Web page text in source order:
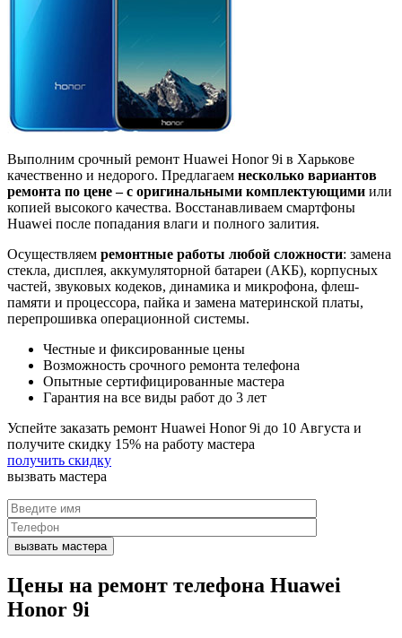
Выполним срочный ремонт Huawei Honor 9i в Харькове
качественно и недорого. Предлагаем несколько вариантов
ремонта по цене – с оригинальными комплектующими или
копией высокого качества. Восстанавливаем смартфоны
Huawei после попадания влаги и полного залития.
Осуществляем ремонтные работы любой сложности: замена
стекла, дисплея, аккумуляторной батареи (АКБ), корпусных
частей, звуковых кодеков, динамика и микрофона, флеш-
памяти и процессора, пайка и замена материнской платы,
перепрошивка операционной системы.
Честные и фиксированные цены
Возможность срочного ремонта телефона
Опытные сертифицированные мастера
Гарантия на все виды работ до 3 лет
Успейте заказать ремонт Huawei Honor 9i до 10 Августа и
получите скидку 15% на работу мастера
получить скидку
вызвать мастера
Цены на ремонт телефона Huawei
Honor 9i